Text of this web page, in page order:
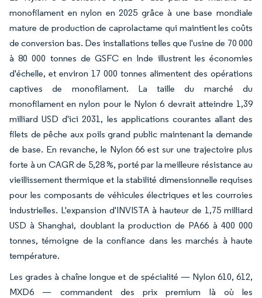
monofilament en nylon en 2025 grâce à une base mondiale
mature de production de caprolactame qui maintient les coûts
de conversion bas. Des installations telles que l'usine de 70 000
à 80 000 tonnes de GSFC en Inde illustrent les économies
d'échelle, et environ 17 000 tonnes alimentent des opérations
captives de monofilament. La taille du marché du
monofilament en nylon pour le Nylon 6 devrait atteindre 1,39
milliard USD d'ici 2031, les applications courantes allant des
filets de pêche aux poils grand public maintenant la demande
de base. En revanche, le Nylon 66 est sur une trajectoire plus
forte à un CAGR de 5,28 %, porté par la meilleure résistance au
vieillissement thermique et la stabilité dimensionnelle requises
pour les composants de véhicules électriques et les courroies
industrielles. L'expansion d'INVISTA à hauteur de 1,75 milliard
USD à Shanghai, doublant la production de PA66 à 400 000
tonnes, témoigne de la confiance dans les marchés à haute
température.
Les grades à chaîne longue et de spécialité — Nylon 610, 612,
MXD6 — commandent des prix premium là où les